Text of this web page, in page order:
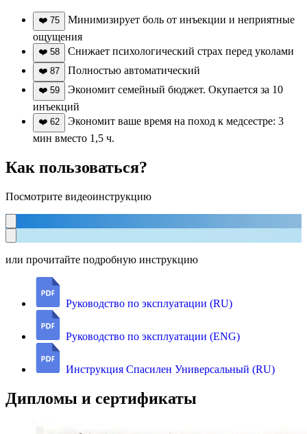
❤️ 75
Минимизирует боль от инъекции и неприятные
ощущения
❤️ 58 Снижает психологический страх перед уколами
❤️ 87 Полностью автоматический
❤️ 59
Экономит семейный бюджет. Окупается за 10
инъекций
❤️ 62
Экономит ваше время на поход к медсестре: 3
мин вместо 1,5 ч.
Как пользоваться?
Посмотрите видеоинструкцию
или прочитайте подробную инструкцию
Руководство по эксплуатации (RU)
Руководство по эксплуатации (ENG)
Инструкция Спасилен Универсальный (RU)
Дипломы и сертификаты